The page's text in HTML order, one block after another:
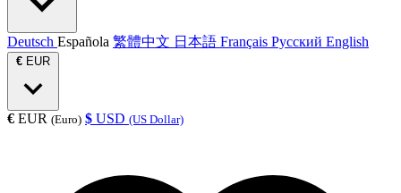
Deutsch Española 繁體中文 日本語 Français Русский English
€ EUR
€ EUR (Euro) $ USD (US Dollar)